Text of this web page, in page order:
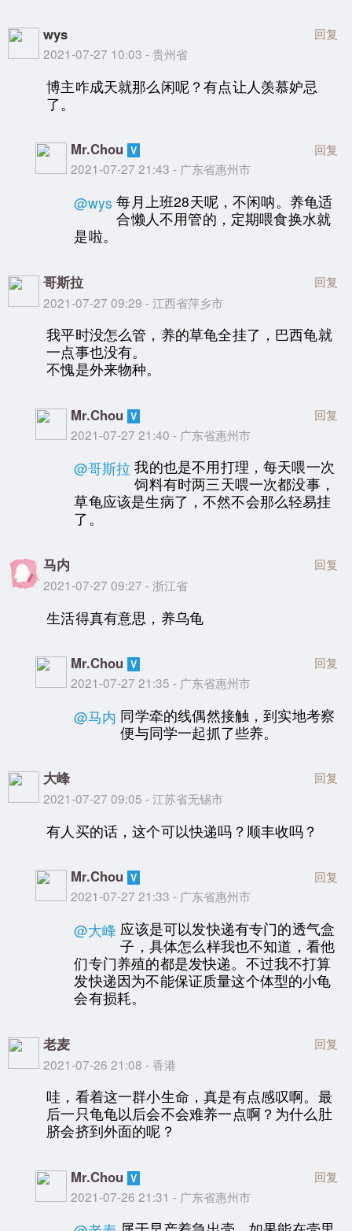
wys
2021-07-27 10:03 - 贵州省
回复
博主咋成天就那么闲呢？有点让人羡慕妒忌
了。
Mr.Chou
2021-07-27 21:43 - 广东省惠州市
回复
@wys 每月上班28天呢，不闲呐。养龟适
合懒人不用管的，定期喂食换水就
是啦。
哥斯拉
2021-07-27 09:29 - 江西省萍乡市
回复
我平时没怎么管，养的草龟全挂了，巴西龟就
一点事也没有。
不愧是外来物种。
Mr.Chou
2021-07-27 21:40 - 广东省惠州市
回复
@哥斯拉 我的也是不用打理，每天喂一次
饲料有时两三天喂一次都没事，
草龟应该是生病了，不然不会那么轻易挂
了。
马内
2021-07-27 09:27 - 浙江省
回复
生活得真有意思，养乌龟
Mr.Chou
2021-07-27 21:35 - 广东省惠州市
回复
@马内 同学牵的线偶然接触，到实地考察
便与同学一起抓了些养。
大峰
2021-07-27 09:05 - 江苏省无锡市
回复
有人买的话，这个可以快递吗？顺丰收吗？
Mr.Chou
2021-07-27 21:33 - 广东省惠州市
回复
@大峰 应该是可以发快递有专门的透气盒
子，具体怎么样我也不知道，看他
们专门养殖的都是发快递。不过我不打算
发快递因为不能保证质量这个体型的小龟
会有损耗。
老麦
2021-07-26 21:08 - 香港
回复
哇，看着这一群小生命，真是有点感叹啊。最
后一只龟龟以后会不会难养一点啊？为什么肚
脐会挤到外面的呢？
Mr.Chou
2021-07-26 21:31 - 广东省惠州市
回复